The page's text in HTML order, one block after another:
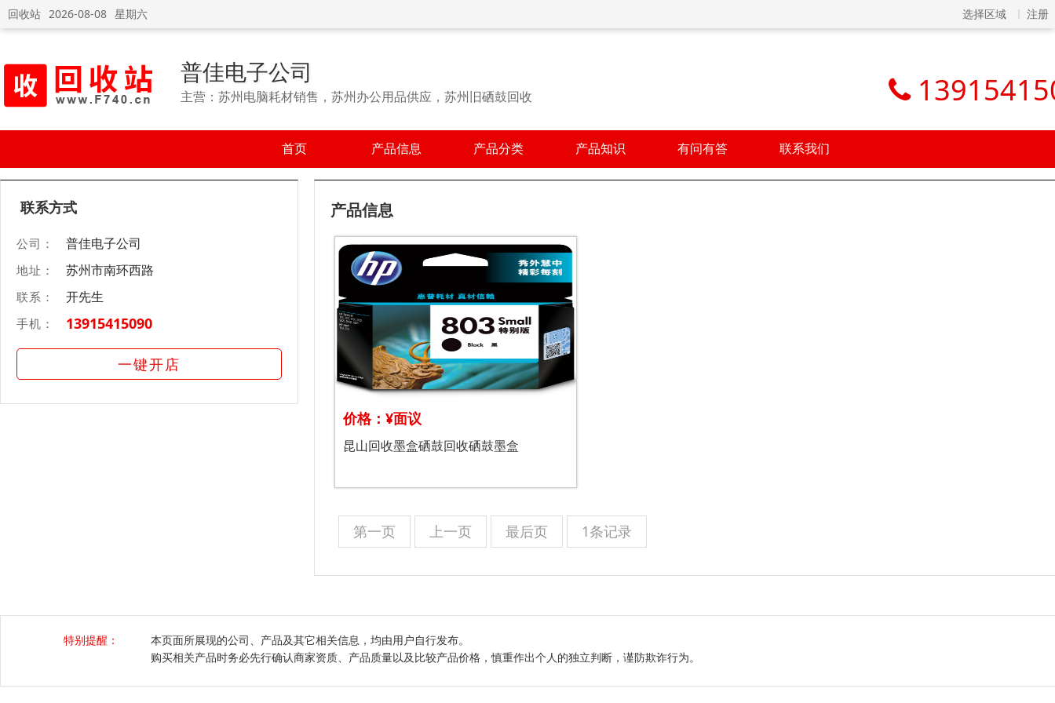
回收站 2026-08-08 星期六 选择区域 注册
普佳电子公司
主营：苏州电脑耗材销售，苏州办公用品供应，苏州旧硒鼓回收
首页 产品信息 产品分类 产品知识 有问有答 联系我们
联系方式
公司： 普佳电子公司
地址： 苏州市南环西路
联系： 开先生
手机： 13915415090
一键开店
产品信息
价格：¥面议
昆山回收墨盒硒鼓回收硒鼓墨盒
第一页 上一页 最后页 1条记录
特别提醒：
本页面所展现的公司、产品及其它相关信息，均由用户自行发布。
购买相关产品时务必先行确认商家资质、产品质量以及比较产品价格，慎重作出个人的独立判断，谨防欺诈行为。